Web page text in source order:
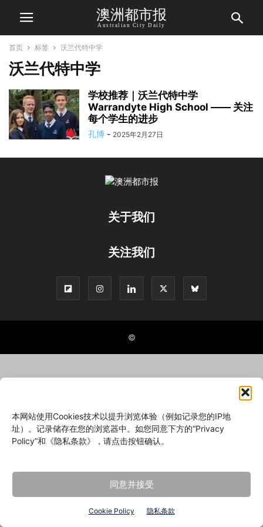
本网站使用Cookies技术以提升浏览体验（例如记录您的IP地
址）。记录储存在您的浏览器中。如您同意下方的“Privacy
Policy”和《隐私条款》，请点击按钮确认。
同意并接受
Cookie Policy 隐私条款
澳洲都市报
Australian City Daily
首页 标签 沃兰代特中学
沃兰代特中学
学校推荐｜沃兰代特中学
Warrandyte High School —— 关注
每个学生的进步
孔博 - 2025年2月27日
关于我们
关注我们
©